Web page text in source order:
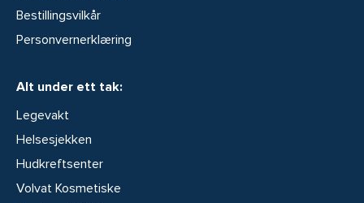
Bestillingsvilkår
Personvernerklæring
Alt under ett tak:
Legevakt
Helsesjekken
Hudkreftsenter
Volvat Kosmetiske